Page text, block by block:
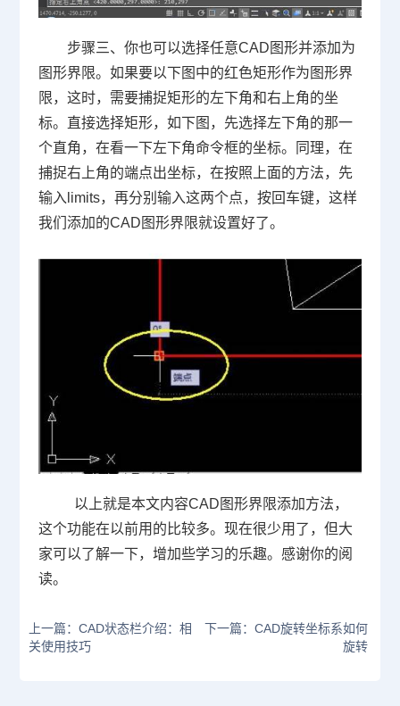
步骤三、你也可以选择任意CAD 图形并添加为
图形界限。如果要以下图中的红色矩形作为图形界
限，这时，需要捕捉矩形的左下角和右上角的坐
标。直接选择矩形，如下图，先选择左下角的那一
个直角，在看一下左下角命令框的坐标。同理，在
捕捉右上角的端点出坐标，在按照上面的方法，先
输入 limits，再分别输入这两个点，按回车键，这样
我们添加的CAD 图形界限就设置好了。
以上就是本文内容CAD图形界限添加方法，
这个功能在以前用的比较多。现在很少用了，但大
家可以了解一下，增加些学习的乐趣。感谢你的阅
读。
上一篇：CAD状态栏介绍：相
关使用技巧
下一篇：CAD旋转坐标系如何
旋转